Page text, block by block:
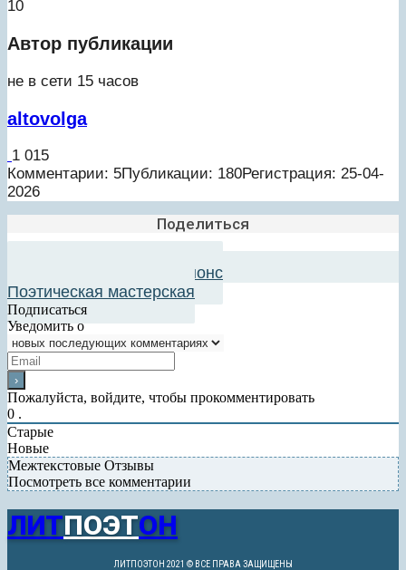
10
Автор публикации
не в сети 15 часов
altovolga
1 015
Комментарии: 5Публикации: 180Регистрация: 25-04-
2026
Поделиться
Добавить в авторский анонс
Поэтическая мастерская
Подписаться
Уведомить о
Пожалуйста, войдите, чтобы прокомментировать
0 .
Старые
Новые
Межтекстовые Отзывы
Посмотреть все комментарии
ЛИТПОЭТОН
ЛИТПОЭТОН 2021 © ВСЕ ПРАВА ЗАЩИЩЕНЫ